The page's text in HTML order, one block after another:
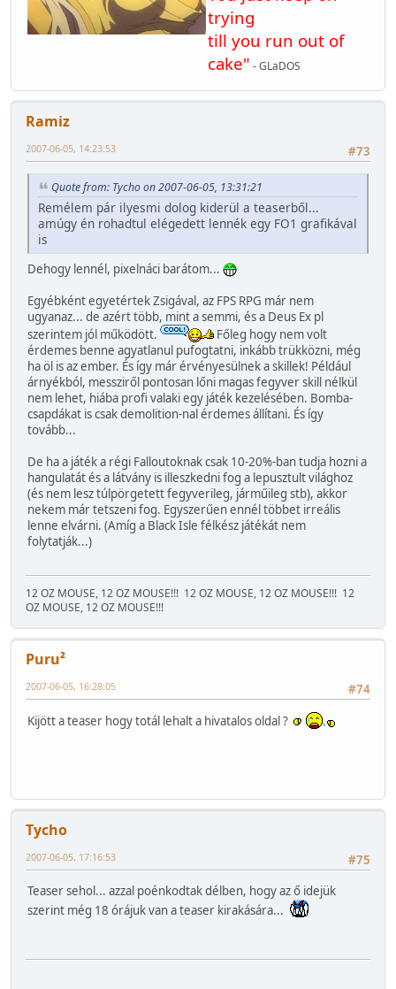
trying
till you run out of
cake" - GLaDOS
Ramiz
#73
2007-06-05, 14:23:53
Quote from: Tycho on 2007-06-05, 13:31:21
Remélem pár ilyesmi dolog kiderül a teaserből...
amúgy én rohadtul elégedett lennék egy FO1 grafikával
is
Dehogy lennél, pixelnáci barátom...
Egyébként egyetértek Zsigával, az FPS RPG már nem
ugyanaz... de azért több, mint a semmi, és a Deus Ex pl
szerintem jól működött.
Főleg hogy nem volt
érdemes benne agyatlanul pufogtatni, inkább trükközni, még
ha öl is az ember. És így már érvényesülnek a skillek! Például
árnyékból, messziről pontosan lőni magas fegyver skill nélkül
nem lehet, hiába profi valaki egy játék kezelésében. Bomba-
csapdákat is csak demolition-nal érdemes állítani. És így
tovább...
De ha a játék a régi Falloutoknak csak 10-20%-ban tudja hozni a
hangulatát és a látvány is illeszkedni fog a lepusztult világhoz
(és nem lesz túlpörgetett fegyverileg, járműileg stb), akkor
nekem már tetszeni fog. Egyszerűen ennél többet irreális
lenne elvárni. (Amíg a Black Isle félkész játékát nem
folytatják...)
12 OZ MOUSE, 12 OZ MOUSE!!! 12 OZ MOUSE, 12 OZ MOUSE!!! 12
OZ MOUSE, 12 OZ MOUSE!!!
Puru²
#74
2007-06-05, 16:28:05
Kijött a teaser hogy totál lehalt a hivatalos oldal ?
Tycho
#75
2007-06-05, 17:16:53
Teaser sehol... azzal poénkodtak délben, hogy az ő idejük
szerint még 18 órájuk van a teaser kirakására...